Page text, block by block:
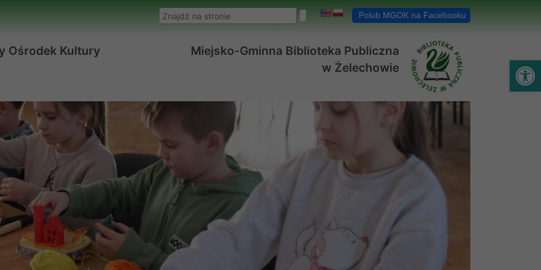
Wyszukaj w serwisie
Polub MGOK na Facebooku
Ośrodek Kultury
Miejsko-Gminna Biblioteka Publiczna
w Żelechowie